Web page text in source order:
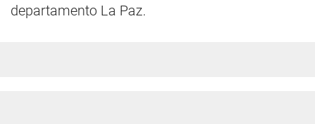
departamento La Paz.